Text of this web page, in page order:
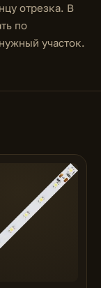
отрезка. В
по
участок.